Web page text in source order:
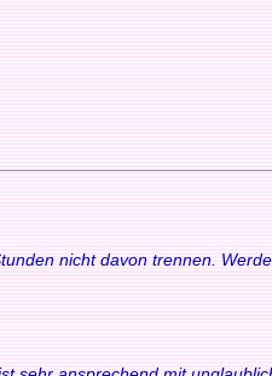
nicht davon trennen.